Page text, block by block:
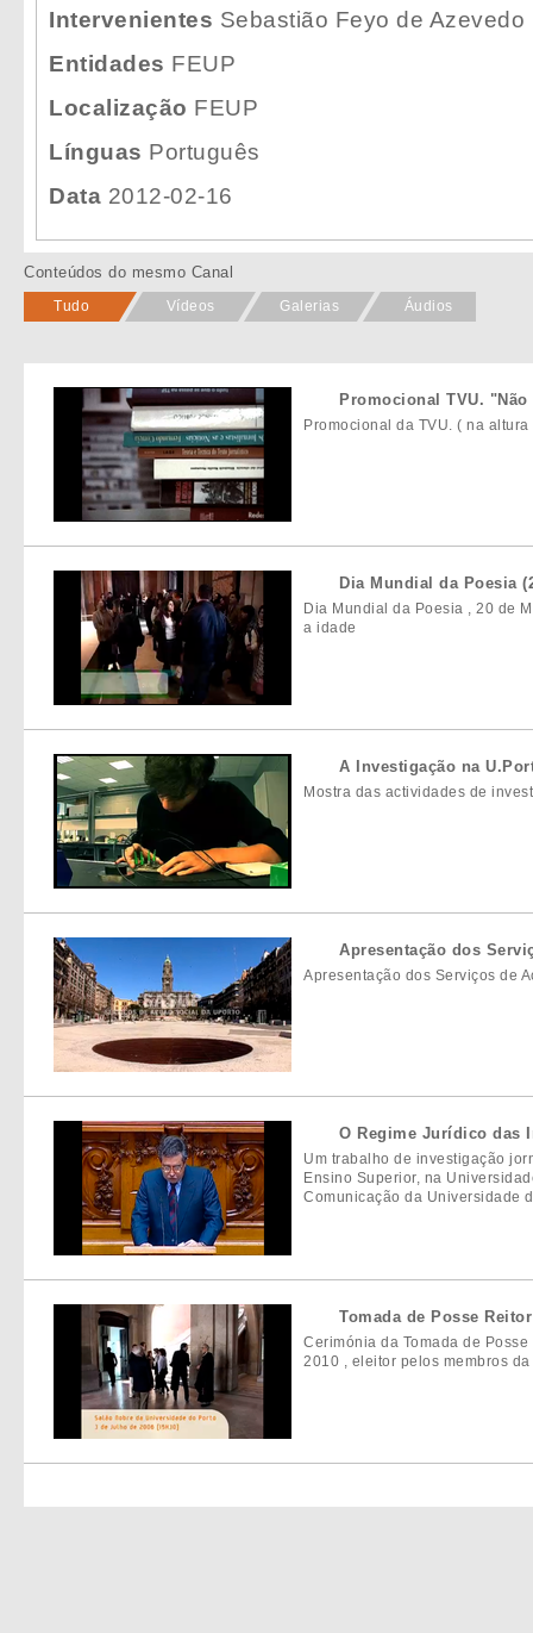
Intervenientes Sebastião Feyo de Azevedo
Entidades FEUP
Localização FEUP
Línguas Português
Data 2012-02-16
Conteúdos do mesmo Canal
Tudo Vídeos Galerias Áudios
Promocional TVU.
Promocional da TVU. ( na altura
Dia Mundial da Poesia
Dia Mundial da Poesia , 20 de
a idade
A Investigação na
Mostra das actividades de
Apresentação dos
Apresentação dos Serviços de
O Regime Jurídico das
Um trabalho de investigação
Ensino Superior, na
Comunicação da Universidade
Tomada de Posse
Cerimónia da Tomada de
2010 , eleitor pelos membros